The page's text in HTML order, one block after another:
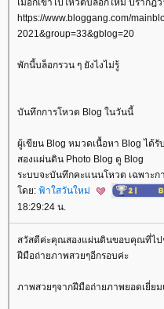
https://www.bloggang.com/
2021&group=33&gblog=20
พักนี้บล็อกรวน ๆ ยังไงไม่รู้
บันทึกการโหวต Blog ในวันนี้
ผู้เขียน Blog หมวดเนื้อหา Blog ได้รั
สองแผ่นดิน Photo Blog ดู Blog
ระบบจะบันทึกคะแนนโหวต เฉพาะก
ดย: ฟ้าใสวันใหม่
18:29:24 น.
สวัสดีค่ะคุณสองแผ่นดินขอบคุณที่ไป
ฝีมือถ่ายภาพสวยๆอีกรอบค่ะ
ภาพสวยๆจากฝีมือถ่ายภาพยอดเยี่ย